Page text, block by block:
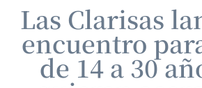
Las Clarisas
encuentro
de 14 a 30